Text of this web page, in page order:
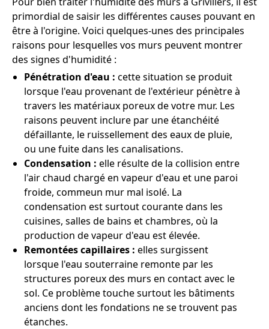
primordial de saisir les différentes causes pouvant en
être à l'origine. Voici quelques-unes des principales
raisons pour lesquelles vos murs peuvent montrer
des signes d'humidité :
Pénétration d'eau : cette situation se produit
lorsque l'eau provenant de l'extérieur pénètre à
travers les matériaux poreux de votre mur. Les
raisons peuvent inclure par une étanchéité
défaillante, le ruissellement des eaux de pluie,
ou une fuite dans les canalisations.
Condensation : elle résulte de la collision entre
l'air chaud chargé en vapeur d'eau et une paroi
froide, commeun mur mal isolé. La
condensation est surtout courante dans les
cuisines, salles de bains et chambres, où la
production de vapeur d'eau est élevée.
Remontées capillaires : elles surgissent
lorsque l'eau souterraine remonte par les
structures poreux des murs en contact avec le
sol. Ce problème touche surtout les bâtiments
anciens dont les fondations ne se trouvent pas
étanches.